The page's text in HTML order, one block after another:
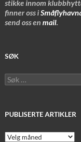
stikke innom
finner oss i
send oss en mail.
SØK
Søk
etter:
PUBLISERTE ARTIKLER
Publiserte